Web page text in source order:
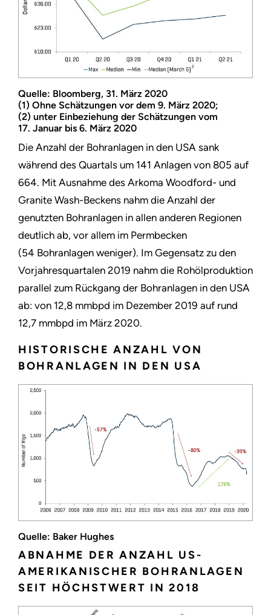
Quelle: Bloomberg, 31. März 2020
(1) Ohne Schätzungen vor dem 9. März 2020;
(2) unter Einbeziehung der Schätzungen vom
17. Januar bis 6. März 2020
Die Anzahl der Bohranlagen in den USA sank
während des Quartals um 141 Anlagen von 805 auf
664. Mit Ausnahme des Arkoma Woodford- und
Granite Wash-Beckens nahm die Anzahl der
genutzten Bohranlagen in allen anderen Regionen
deutlich ab, vor allem im Permbecken
(54 Bohranlagen weniger). Im Gegensatz zu den
Vorjahresquartalen 2019 nahm die Rohölproduktion
parallel zum Rückgang der Bohranlagen in den USA
ab: von 12,8 mmbpd im Dezember 2019 auf rund
12,7 mmbpd im März 2020.
HISTORISCHE ANZAHL VON
BOHRANLAGEN IN DEN USA
Quelle: Baker Hughes
ABNAHME DER ANZAHL US-
AMERIKANISCHER BOHRANLAGEN
SEIT HÖCHSTWERT IN 2018